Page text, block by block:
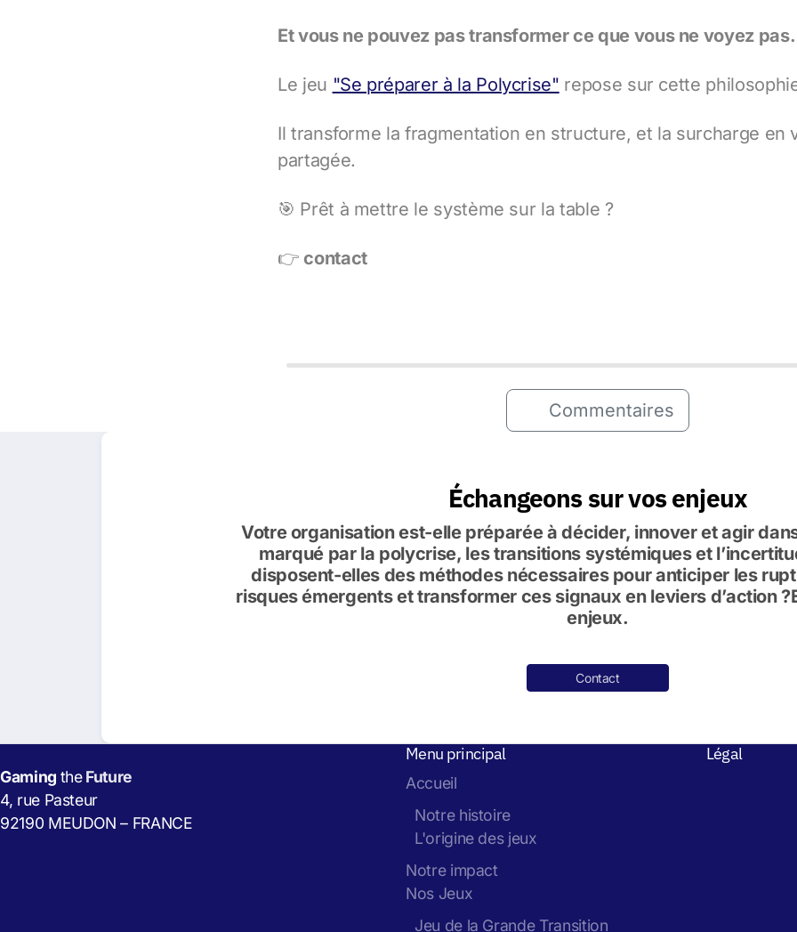
Et vous ne pouvez pas transformer ce que vous ne voyez pas.
Le jeu "Se préparer à la Polycrise" repose sur cette
Il transforme la fragmentation en structure, et la surcharge en
partagée.
🎯 Prêt à mettre le système sur la table ?
👉 contact
Commentaires
Échangeons sur vos enjeux
Votre organisation est-elle préparée à décider, innover et agir
marqué par la polycrise, les transitions systémiques et
disposent-elles des méthodes nécessaires pour anticiper les
risques émergents et transformer ces signaux en leviers d’action
enjeux.
Contact
Gaming theFuture
4, rue Pasteur
92190 MEUDON – FRANCE
Menu principal
Accueil
Notre histoire
L'origine des jeux
Notre impact
Nos Jeux
Jeu de la Grande Transition
Légal